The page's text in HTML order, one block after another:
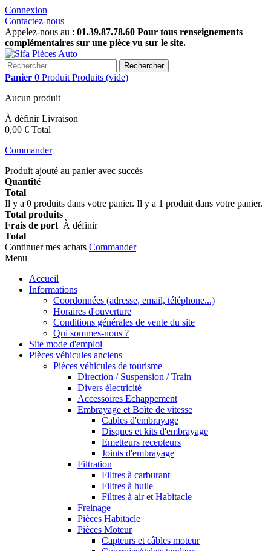
Connexion
Contactez-nous
Appelez-nous au : 01.39.87.78.60 Pour tous renseignements
complémentaires sur une pièce vu sur le site.
Rechercher
Panier 0 Produit Produits (vide)
Aucun produit
À définirLivraison
0,00 € Total
Commander
Produit ajouté au panier avec succès
Quantité
Total
Il y a 0 produits dans votre panier. Il y a 1 produit dans votre panier.
Total produits
Frais de port À définir
Total
Continuer mes achats Commander
Menu
Accueil
Informations
Coordonnées (adresse, email, téléphone...)
Horaires d'ouverture
Conditions générales de vente du site
Qui sommes-nous ?
Site mode d'emploi
Pièces véhicules anciens
Pièces véhicules de tourisme
Direction / Suspension / Train
Divers électricité
Accessoires Echappement
Embrayage et Boîte de vitesse
Cables d'embrayage
Disques et kits d'embrayage
Emetteurs recepteurs
Joints d'embrayage
Filtration
Filtres à carburant
Filtres à huile
Filtres à air et Habitacle
Freinage
Pièces Habitacle
Pièces Moteur
Capteurs et câbles moteur